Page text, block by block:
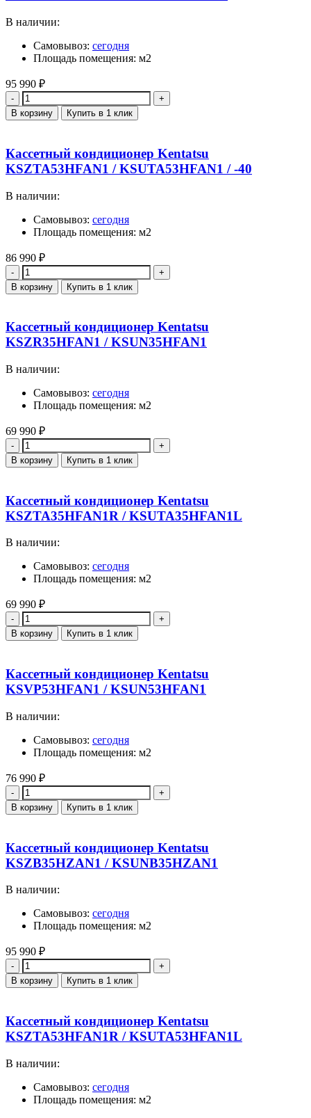
В наличии:
Самовывоз: сегодня
Площадь помещения: м2
95 990 ₽
Количество
В корзину Купить в 1 клик
Кассетный кондиционер Kentatsu
KSZTA53HFAN1 / KSUTA53HFAN1 / -40
В наличии:
Самовывоз: сегодня
Площадь помещения: м2
86 990 ₽
Количество
В корзину Купить в 1 клик
Кассетный кондиционер Kentatsu
KSZR35HFAN1 / KSUN35HFAN1
В наличии:
Самовывоз: сегодня
Площадь помещения: м2
69 990 ₽
Количество
В корзину Купить в 1 клик
Кассетный кондиционер Kentatsu
KSZTA35HFAN1R / KSUTA35HFAN1L
В наличии:
Самовывоз: сегодня
Площадь помещения: м2
69 990 ₽
Количество
В корзину Купить в 1 клик
Кассетный кондиционер Kentatsu
KSVP53HFAN1 / KSUN53HFAN1
В наличии:
Самовывоз: сегодня
Площадь помещения: м2
76 990 ₽
Количество
В корзину Купить в 1 клик
Кассетный кондиционер Kentatsu
KSZB35HZAN1 / KSUNB35HZAN1
В наличии:
Самовывоз: сегодня
Площадь помещения: м2
95 990 ₽
Количество
В корзину Купить в 1 клик
Кассетный кондиционер Kentatsu
KSZTA53HFAN1R / KSUTA53HFAN1L
В наличии:
Самовывоз: сегодня
Площадь помещения: м2